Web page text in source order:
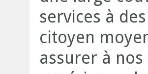
services à
citoyen
assurer à